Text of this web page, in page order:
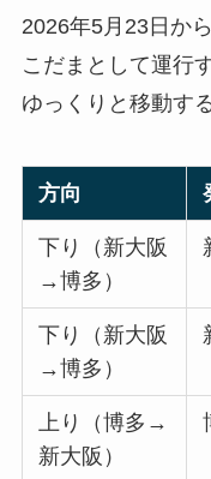
2026年5月23日か
こだまとして運行
ゆっくりと移動す
方向
下り（新大阪
→博多）
下り（新大阪
→博多）
上り（博多→
新大阪）